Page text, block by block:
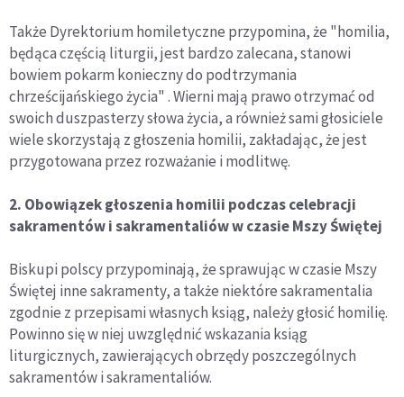
Także Dyrektorium homiletyczne przypomina, że "homilia,
będąca częścią liturgii, jest bardzo zalecana, stanowi
bowiem pokarm konieczny do podtrzymania
chrześcijańskiego życia" . Wierni mają prawo otrzymać od
swoich duszpasterzy słowa życia, a również sami głosiciele
wiele skorzystają z głoszenia homilii, zakładając, że jest
przygotowana przez rozważanie i modlitwę.
2. Obowiązek głoszenia homilii podczas celebracji
sakramentów i sakramentaliów w czasie Mszy Świętej
Biskupi polscy przypominają, że sprawując w czasie Mszy
Świętej inne sakramenty, a także niektóre sakramentalia
zgodnie z przepisami własnych ksiąg, należy głosić homilię.
Powinno się w niej uwzględnić wskazania ksiąg
liturgicznych, zawierających obrzędy poszczególnych
sakramentów i sakramentaliów.